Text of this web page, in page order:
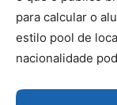
para calcular o
estilo pool de
nacionalidade